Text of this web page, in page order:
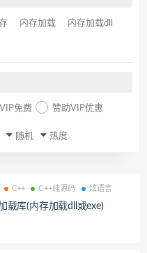
内存加载 内存加载dll
免费 赞助VIP优惠
随机 热度
C++ C++纯源码 炫语言
载库(内存加载dll或exe)